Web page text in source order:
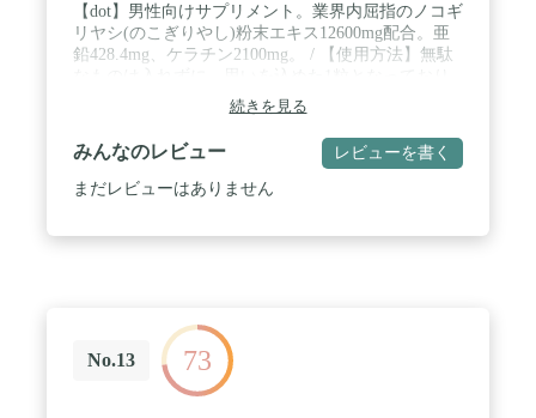
【dot】男性向けサプリメント。業界内屈指のノコギ
リヤシ(のこぎりやし)粉末エキス12600mg配合。亜
鉛428.4mg、ケラチン2100mg。 / 【使用方法】無駄
ますので、1日4粒を目安にお召し上がり下さい。 /
【日本製】国内の工場で製造しており、お客様に安
心してご利用いただけるように細心の注意を払って
おります。 / 【容量】120粒、30日分
続きを見る
みんなのレビュー レビューを書く
まだレビューはありません
No.13 73